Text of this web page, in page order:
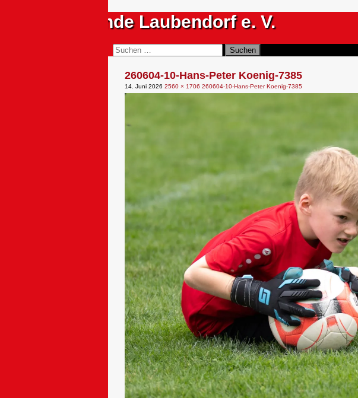
Sportfreunde Laubendorf e. V.
Suchen
nach:
260604-10-Hans-Peter Koenig-7385
14. Juni 2026 2560 × 1706 260604-10-Hans-Peter Koenig-7385